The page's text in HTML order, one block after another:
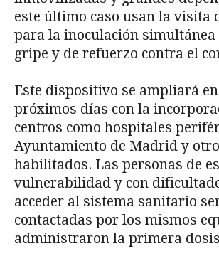
este último caso usan la visita
para la inoculación
gripe y de refuerzo contra el
Este dispositivo se ampliará
próximos días con la
centros como hospitales
Ayuntamiento de Madrid y
habilitados. Las personas de
vulnerabilidad y con
acceder al sistema sanitario
contactadas por los mismos
administraron la primera